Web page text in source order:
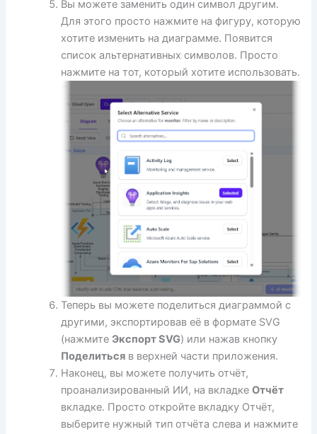
Вы можете заменить один символ другим.
Для этого просто нажмите на фигуру, которую
хотите изменить на диаграмме. Появится
список альтернативных символов. Просто
нажмите на тот, который хотите использовать.
Теперь вы можете поделиться диаграммой с
другими, экспортировав её в формате SVG
(нажмите Экспорт SVG) или нажав кнопку
Поделиться в верхней части приложения.
Наконец, вы можете получить отчёт,
проанализированный ИИ, на вкладкеОтчёт
вкладке. Просто откройте вкладку Отчёт,
выберите нужный тип отчёта слева и нажмите